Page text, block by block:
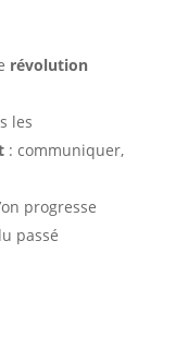
révolution
les
: communiquer,
progresse
passé